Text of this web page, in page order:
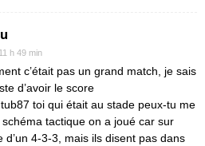
h 49 min
c’était pas un grand match, je sais
d’avoir le score
toi qui était au stade peux-tu me
tactique on a joué car sur
d’un 4-3-3, mais ils disent pas dans